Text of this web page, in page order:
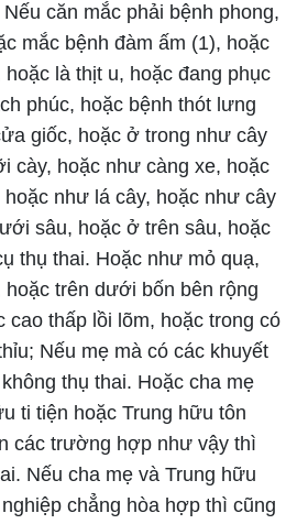
căn mắc phải bệnh phong,
mắc bệnh đàm ấm (1), hoặc
là thịt u, hoặc đang phục
phúc, hoặc bệnh thót lưng
giốc, hoặc ở trong như cây
cày, hoặc như càng xe, hoặc
như lá cây, hoặc như cây
sâu, hoặc ở trên sâu, hoặc
thụ thai. Hoặc như mỏ quạ,
trên dưới bốn bên rộng
cao thấp lồi lõm, hoặc trong có
Nếu mẹ mà có các khuyết
thụ thai. Hoặc cha mẹ
ti tiện hoặc Trung hữu tôn
các trường hợp như vậy thì
Nếu cha mẹ và Trung hữu
chẳng hòa hợp thì cũng